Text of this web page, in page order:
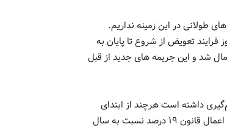
طولانی در این زمینه نداریم.
تعویض از شروع تا پایان به
نرخ جدید جریمه ها اعمال شد و این جریمه های جدید از قبل
داشته است هرچند از ابتدای
سال اعمال قانون نشده بود از ۲۳ تیرماه که جرایم جدید اعمال شده نیز میزان اعمال قانون ۱۹ درصد نسبت به سال